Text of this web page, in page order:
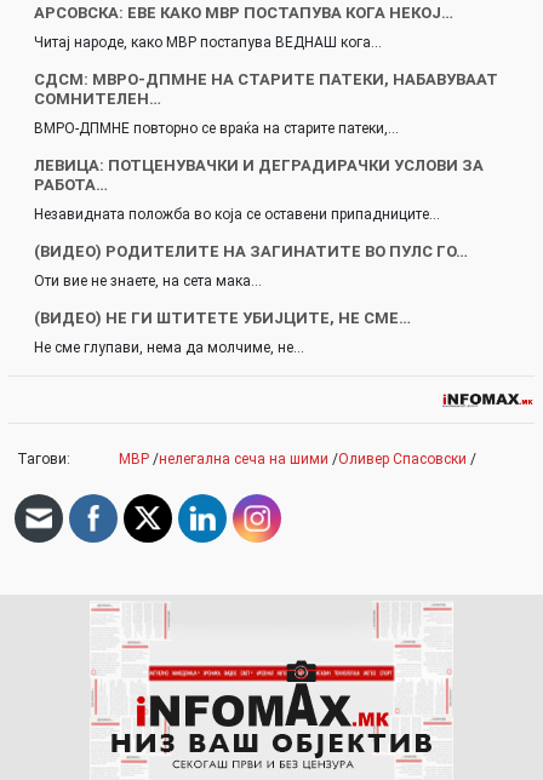
АРСОВСКА: ЕВЕ КАКО МВР ПОСТАПУВА КОГА НЕКОЈ…
Читај народе, како МВР постапува ВЕДНАШ кога…
СДСМ: МВРО-ДПМНЕ НА СТАРИТЕ ПАТЕКИ, НАБАВУВААТ
СОМНИТЕЛЕН…
ВМРО-ДПМНЕ повторно се враќа на старите патеки,…
ЛЕВИЦА: ПОТЦЕНУВАЧКИ И ДЕГРАДИРАЧКИ УСЛОВИ ЗА
РАБОТА…
Незавидната положба во која се оставени припадниците…
(ВИДЕО) РОДИТЕЛИТЕ НА ЗАГИНАТИТЕ ВО ПУЛС ГО…
Оти вие не знаете, на сета мака…
(ВИДЕО) НЕ ГИ ШТИТЕТЕ УБИЈЦИТЕ, НЕ СМЕ…
Не сме глупави, нема да молчиме, не…
Тагови: МВР /нелегална сеча на шими /Оливер Спасовски /